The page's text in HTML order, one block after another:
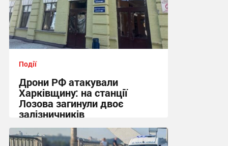
Події
Дрони РФ атакували
Харківщину: на станції
Лозова загинули двоє
залізничників
13:06 вчора